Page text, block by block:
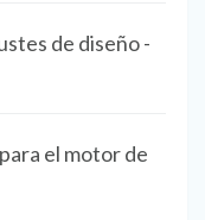
de diseño -
el motor de